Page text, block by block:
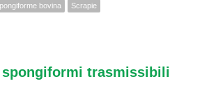
bovina Scrapie
spongiformi trasmissibili